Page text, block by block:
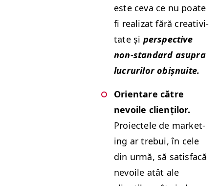
este ceva ce nu poate
fi real­izat fără cre­ativ­i­
tate și per­spec­tive
non-stan­dard asupra
lucrurilor obișnuite.
Ori­entare către
nevoile clienților.
Proiectele de mar­ket­
ing ar tre­bui, în cele
din urmă, să sat­is­facă
nevoile atât ale